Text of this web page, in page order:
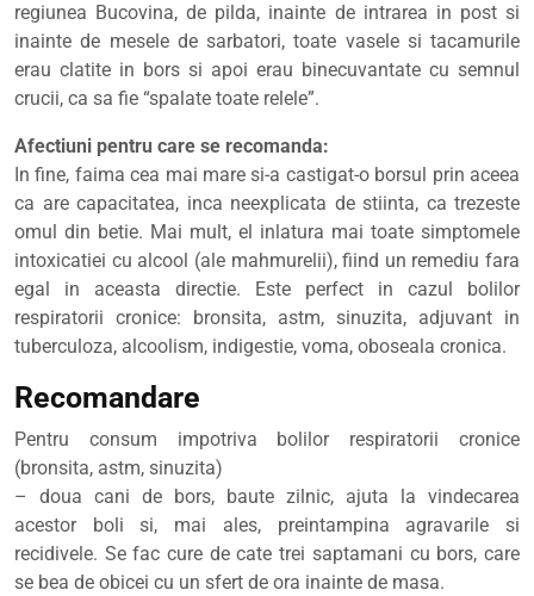
regiunea Bucovina, de pilda, inainte de intrarea in post si
inainte de mesele de sarbatori, toate vasele si tacamurile
erau clatite in bors si apoi erau binecuvantate cu semnul
crucii, ca sa fie “spalate toate relele”.
Afectiuni pentru care se recomanda:
In fine, faima cea mai mare si-a castigat-o borsul prin aceea
ca are capacitatea, inca neexplicata de stiinta, ca trezeste
omul din betie. Mai mult, el inlatura mai toate simptomele
intoxicatiei cu alcool (ale mahmurelii), fiind un remediu fara
egal in aceasta directie. Este perfect in cazul bolilor
respiratorii cronice: bronsita, astm, sinuzita, adjuvant in
tuberculoza, alcoolism, indigestie, voma, oboseala cronica.
Recomandare
Pentru consum impotriva bolilor respiratorii cronice
(bronsita, astm, sinuzita)
– doua cani de bors, baute zilnic, ajuta la vindecarea
acestor boli si, mai ales, preintampina agravarile si
recidivele. Se fac cure de cate trei saptamani cu bors, care
se bea de obicei cu un sfert de ora inainte de masa.